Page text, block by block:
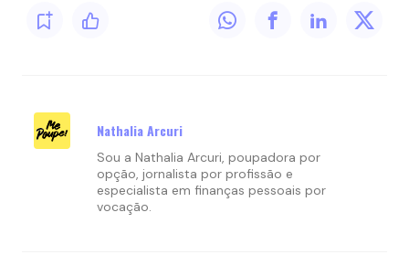
Nathalia Arcuri
Sou a Nathalia Arcuri, poupadora por
opção, jornalista por profissão e
especialista em finanças pessoais por
vocação.